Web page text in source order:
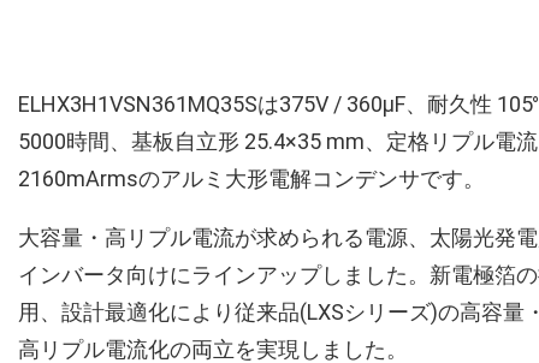
ELHX3H1VSN361MQ35Sは375V / 360µF、耐久性
5000時間、基板自立形 25.4×35 mm、定格リプル電流
2160mArmsのアルミ大形電解コンデンサです。
大容量・高リプル電流が求められる電源、太陽光発
インバータ向けにラインアップしました。新電極箔
用、設計最適化により従来品(LXSシリーズ)の高容量
高リプル電流化の両立を実現しました。